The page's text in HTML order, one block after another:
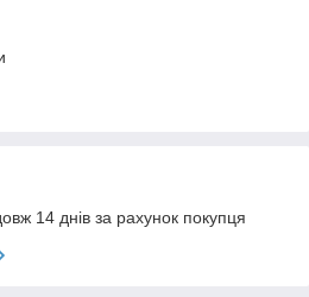
14 днів за рахунок покупця